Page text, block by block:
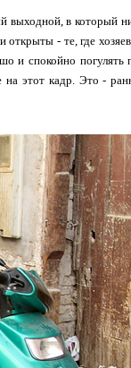
выходной, в который
- те, где
и спокойно погулять
на этот кадр. Это -